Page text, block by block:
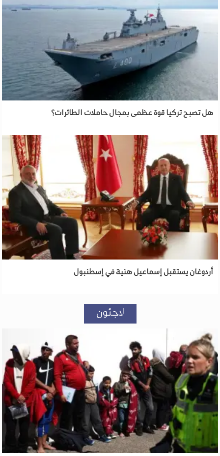
هل تصبح تركيا قوة عظمى بمجال حاملات الطائرات؟
أردوغان يستقبل إسماعيل هنية في إسطنبول
لاجئون